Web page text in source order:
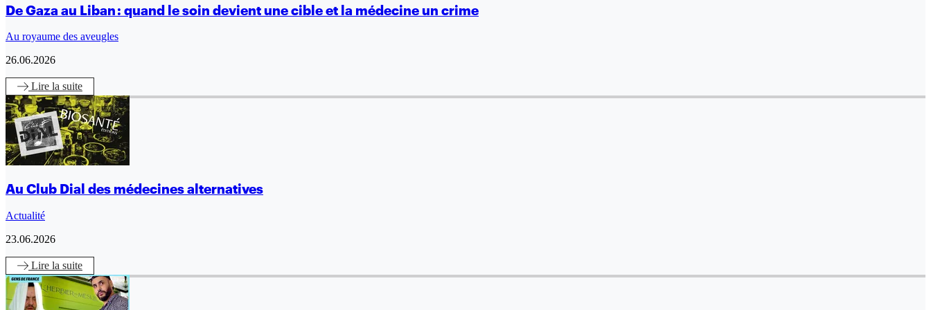
De Gaza au Liban : quand le soin devient une cible et la médecine un crime
Au royaume des aveugles
26.06.2026
Lire la suite
Au Club Dial des médecines alternatives
Actualité
23.06.2026
Lire la suite